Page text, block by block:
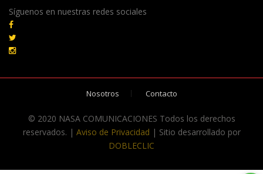
Síguenos en nuestras redes sociales
Nosotros Contacto
© 2020 NASA COMUNICACIONES Todos los derechos
reservados. | Aviso de Privacidad | Sitio desarrollado por
DOBLECLIC